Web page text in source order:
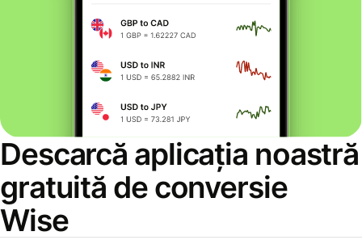
Descarcă aplicația noastră
gratuită de conversie
Wise